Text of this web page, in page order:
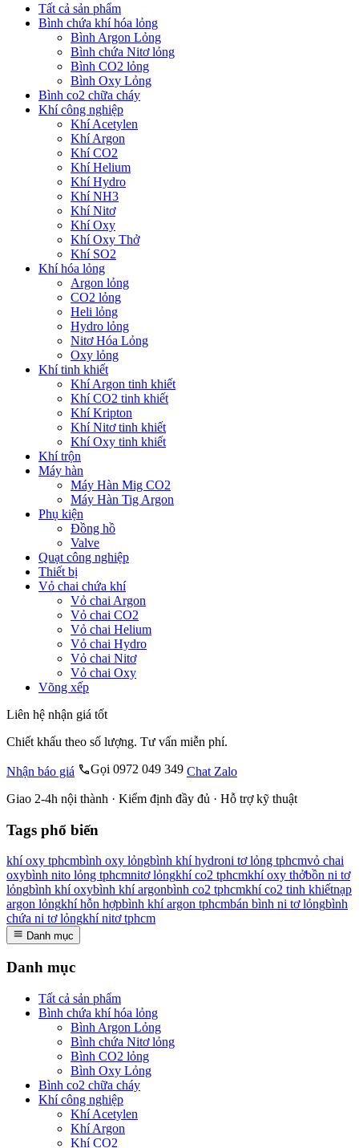
Tất cả sản phẩm
Bình chứa khí hóa lỏng
Bình Argon Lỏng
Bình chứa Nitơ lỏng
Bình CO2 lỏng
Bình Oxy Lỏng
Bình co2 chữa cháy
Khí công nghiệp
Khí Acetylen
Khí Argon
Khí CO2
Khí Helium
Khí Hydro
Khí NH3
Khí Nitơ
Khí Oxy
Khí Oxy Thở
Khí SO2
Khí hóa lỏng
Argon lỏng
CO2 lỏng
Heli lỏng
Hydro lỏng
Nitơ Hóa Lỏng
Oxy lỏng
Khí tinh khiết
Khí Argon tinh khiết
Khí CO2 tinh khiết
Khí Kripton
Khí Nitơ tinh khiết
Khí Oxy tinh khiết
Khí trộn
Máy hàn
Máy Hàn Mig CO2
Máy Hàn Tig Argon
Phụ kiện
Đồng hồ
Valve
Quạt công nghiệp
Thiết bị
Vỏ chai chứa khí
Vỏ chai Argon
Vỏ chai CO2
Vỏ chai Helium
Vỏ chai Hydro
Vỏ chai Nitơ
Vỏ chai Oxy
Võng xếp
Liên hệ nhận giá tốt
Chiết khấu theo số lượng. Tư vấn miễn phí.
Nhận báo giá Gọi 0972 049 349 Chat Zalo
Giao 2-4h nội thành · Kiểm định đầy đủ · Hỗ trợ kỹ thuật
Tags phổ biến
khí oxy tphcmbình oxy lỏngbình khí hydroni tơ lỏng tphcmvỏ chai
oxybình nito lỏng tphcmnitơ lỏngkhí co2 tphcmkhí oxy thởbồn ni tơ
lỏngbình khí oxybình khí argonbình co2 tphcmkhí co2 tinh khiếtnạp
argon lỏngkhí hỗn hợpbình khí argon tphcmbán bình ni tơ lỏngbình
chứa ni tơ lỏngkhí nitơ tphcm
Danh mục
Danh mục
Tất cả sản phẩm
Bình chứa khí hóa lỏng
Bình Argon Lỏng
Bình chứa Nitơ lỏng
Bình CO2 lỏng
Bình Oxy Lỏng
Bình co2 chữa cháy
Khí công nghiệp
Khí Acetylen
Khí Argon
Khí CO2